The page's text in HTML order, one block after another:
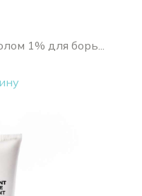
1% для борь...